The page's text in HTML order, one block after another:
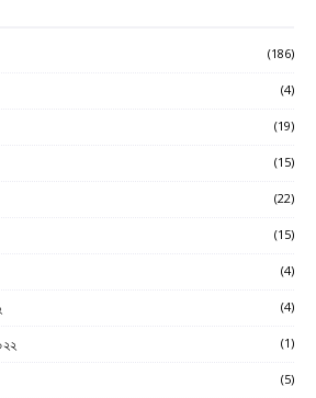
(186)
(4)
(19)
(15)
(22)
(15)
(4)
(4)
(1)
(5)